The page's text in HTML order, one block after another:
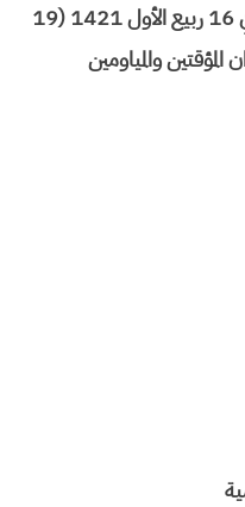
منشور رقم 7-00-د الصادر في 16 ربيع الأول 1421 (19
المؤقتين والمياومين